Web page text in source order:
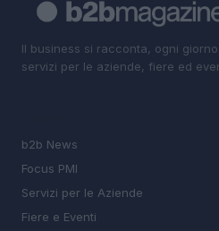
Il business si racconta, ogni
servizi per le aziende, fiere ed
b2b News
Focus PMI
Servizi per le Aziende
Fiere e Eventi